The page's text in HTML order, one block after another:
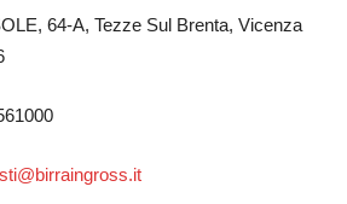
64-A, Tezze Sul Brenta, Vicenza